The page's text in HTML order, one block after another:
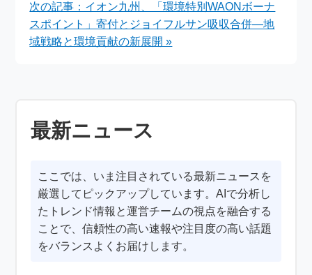
次の記事：イオン九州、「環境特別WAONボーナ
スポイント」寄付とジョイフルサン吸収合併―地
域戦略と環境貢献の新展開 »
最新ニュース
ここでは、いま注目されている最新ニュースを
厳選してピックアップしています。AIで分析し
たトレンド情報と運営チームの視点を融合する
ことで、信頼性の高い速報や注目度の高い話題
をバランスよくお届けします。